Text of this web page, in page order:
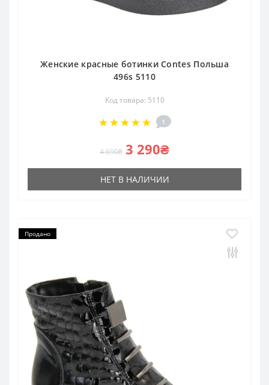
Женские красные ботинки Contes Польша
496s 5110
Код товара: 5110
1
4 690₴ 3 290₴
НЕТ В НАЛИЧИИ
Продано